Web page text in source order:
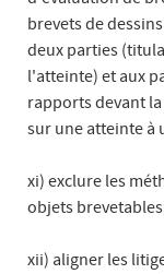
brevets de
deux parties
l'atteinte) et aux
rapports devant
sur une atteinte à
xi) exclure les
objets
xii) aligner les